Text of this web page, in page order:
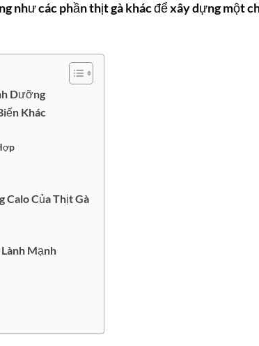
như các phần thịt gà khác để xây dựng một
Dưỡng
Khác
Calo Của Thịt Gà
Mạnh